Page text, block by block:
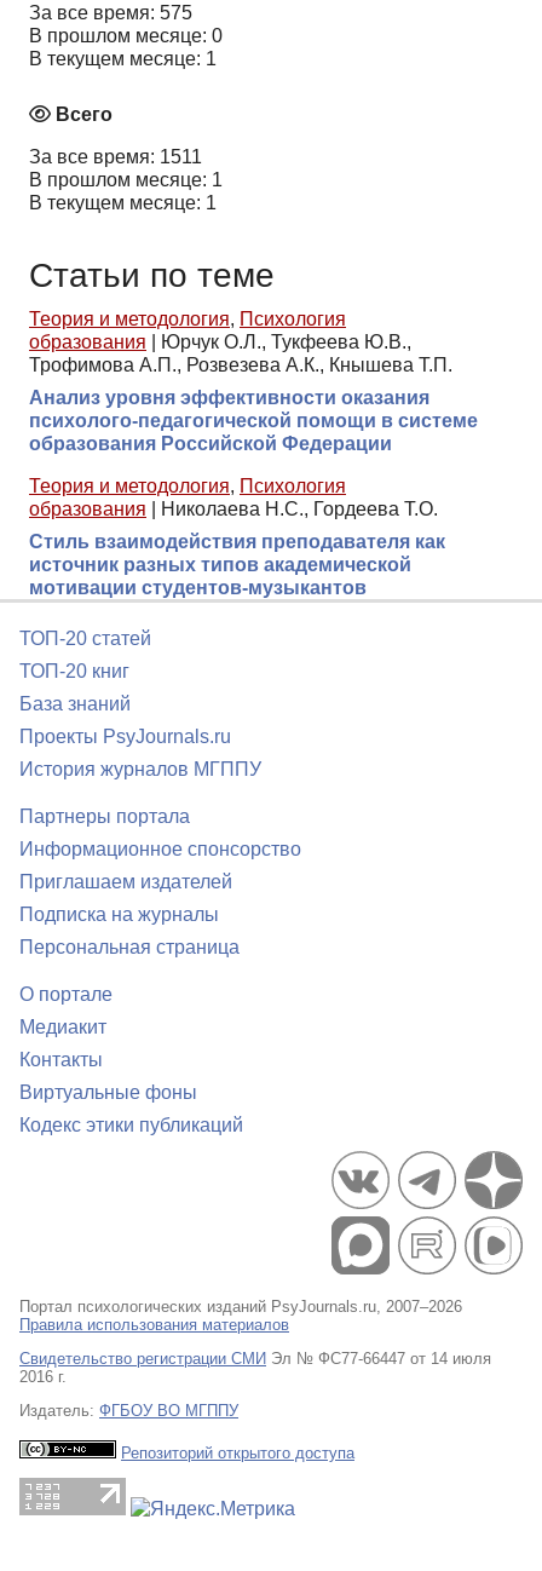
За все время: 575
В прошлом месяце: 0
В текущем месяце: 1
Всего
За все время: 1511
В прошлом месяце: 1
В текущем месяце: 1
Статьи по теме
Теория и методология, Психология
образования
Юрчук О.Л., Тукфеева Ю.В.,
Трофимова А.П., Розвезева А.К., Кнышева Т.П.
Анализ уровня эффективности оказания
психолого-педагогической помощи в системе
образования Российской Федерации
Теория и методология, Психология
образования
Николаева Н.С., Гордеева Т.О.
Стиль взаимодействия преподавателя как
источник разных типов академической
мотивации студентов-музыкантов
ТОП-20 статей
ТОП-20 книг
База знаний
Проекты PsyJournals.ru
История журналов МГППУ
Партнеры портала
Информационное спонсорство
Приглашаем издателей
Подписка на журналы
Персональная страница
О портале
Медиакит
Контакты
Виртуальные фоны
Кодекс этики публикаций
Портал психологических изданий PsyJournals.ru, 2007–2026
Правила использования материалов
Свидетельство регистрации СМИ Эл № ФС77-66447 от 14 июля
2016 г.
Издатель: ФГБОУ ВО МГППУ
Репозиторий открытого доступа